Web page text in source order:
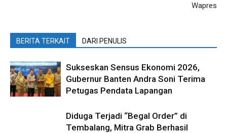
Wapres
BERITA TERKAIT DARI PENULIS
Sukseskan Sensus Ekonomi 2026,
Gubernur Banten Andra Soni Terima
Petugas Pendata Lapangan
Diduga Terjadi “Begal Order” di
Tembalang, Mitra Grab Berhasil